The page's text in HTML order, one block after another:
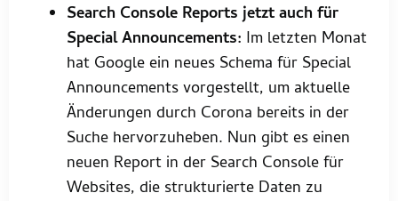
Search Console Reports jetzt auch für
Special Announcements: Im letzten Monat
hat Google ein neues Schema für Special
Announcements vorgestellt, um aktuelle
Änderungen durch Corona bereits in der
Suche hervorzuheben. Nun gibt es einen
neuen Report in der Search Console für
Websites, die strukturierte Daten zu